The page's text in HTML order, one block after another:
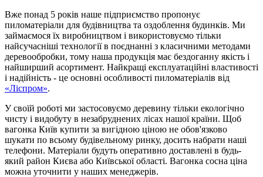
Вже понад 5 років наше підприємство пропонує
пиломатеріали для будівництва та оздоблення будинків. Ми
займаємося їх виробництвом і використовуємо тільки
найсучасніші технології в поєднанні з класичними методами
деревообробки, тому наша продукція має бездоганну якість і
найширший асортимент. Найкращі експлуатаційні властивості
і надійність - це основні особливості пиломатеріалів від
«Ліспром».
У своїй роботі ми застосовуємо деревину тільки екологічно
чисту і видобуту в незабруднених лісах нашої країни. Щоб
вагонка Київ купити за вигідною ціною не обов'язково
шукати по всьому будівельному ринку, досить набрати наші
телефони. Матеріали будуть оперативно доставлені в будь-
який район Києва або Київської області. Вагонка сосна ціна
можна уточнити у наших менеджерів.